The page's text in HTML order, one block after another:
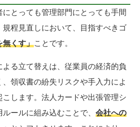
とっても管理部門にとっても手間
規程見直しにおいて、目指すべきゴ
無くす」ことです。
る立て替えは、従業員の経済的負
領収書の紛失リスクや手入力によ
こします。法人カードや出張管理シ
ールに組み込むことで、 会社への